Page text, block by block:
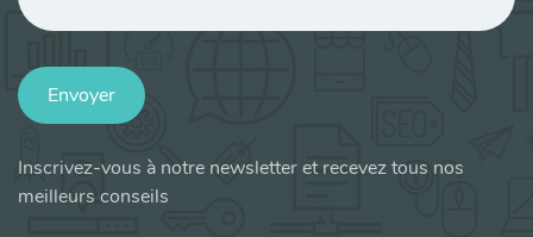
Envoyer
Inscrivez-vous à notre newsletter et recevez tous nos
meilleurs conseils